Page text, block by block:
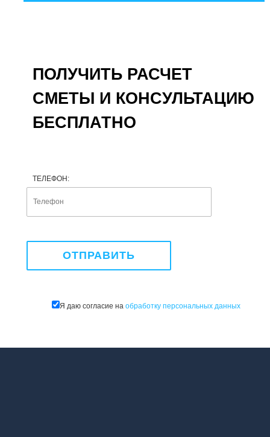
ПОЛУЧИТЬ РАСЧЕТ
СМЕТЫ И КОНСУЛЬТАЦИЮ
БЕСПЛАТНО
ТЕЛЕФОН:
Я даю согласие на обработку персональных данных